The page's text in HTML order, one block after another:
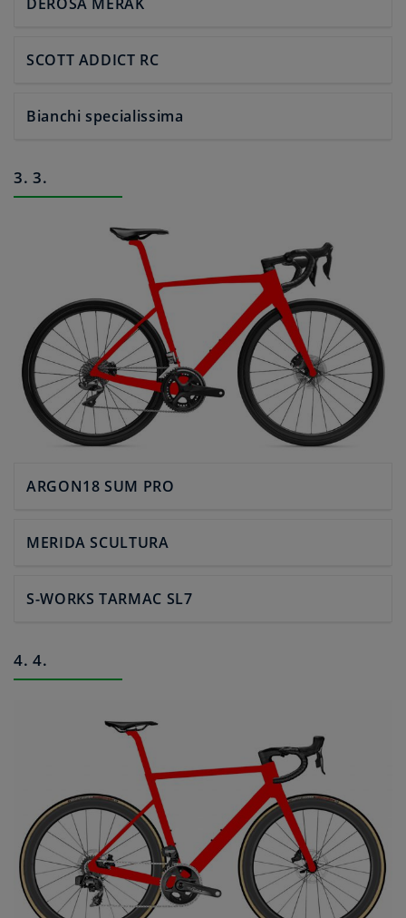
DEROSA MERAK
SCOTT ADDICT RC
Bianchi specialissima
3. 3.
ARGON18 SUM PRO
MERIDA SCULTURA
S-WORKS TARMAC SL7
4. 4.